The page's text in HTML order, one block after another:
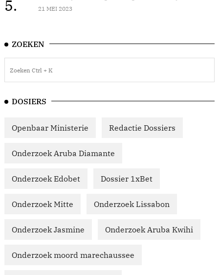
5. 21 MEI 2023
ZOEKEN
DOSIERS
Openbaar Ministerie Redactie Dossiers
Onderzoek Aruba Diamante
Onderzoek Edobet Dossier 1xBet
Onderzoek Mitte Onderzoek Lissabon
Onderzoek Jasmine Onderzoek Aruba Kwihi
Onderzoek moord marechaussee